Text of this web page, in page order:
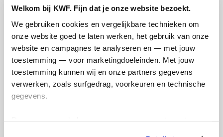
Welkom bij KWF. Fijn dat je onze website bezoekt.
We gebruiken cookies en vergelijkbare technieken om
onze website goed te laten werken, het gebruik van onze
website en campagnes te analyseren en — met jouw
toestemming — voor marketingdoeleinden. Met jouw
toestemming kunnen wij en onze partners gegevens
verwerken, zoals surfgedrag, voorkeuren en technische
gegevens.
Alex's badges